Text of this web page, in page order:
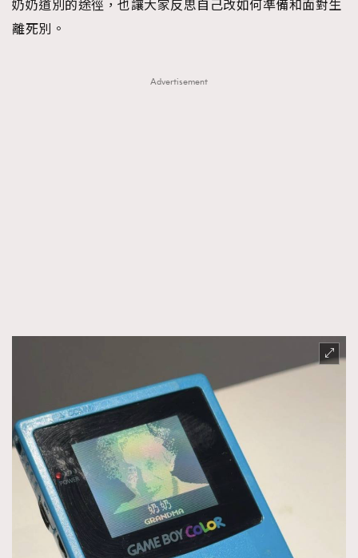
奶奶道別的途徑，也讓大家反思自己改如何準備和面對生
離死別。
Advertisement